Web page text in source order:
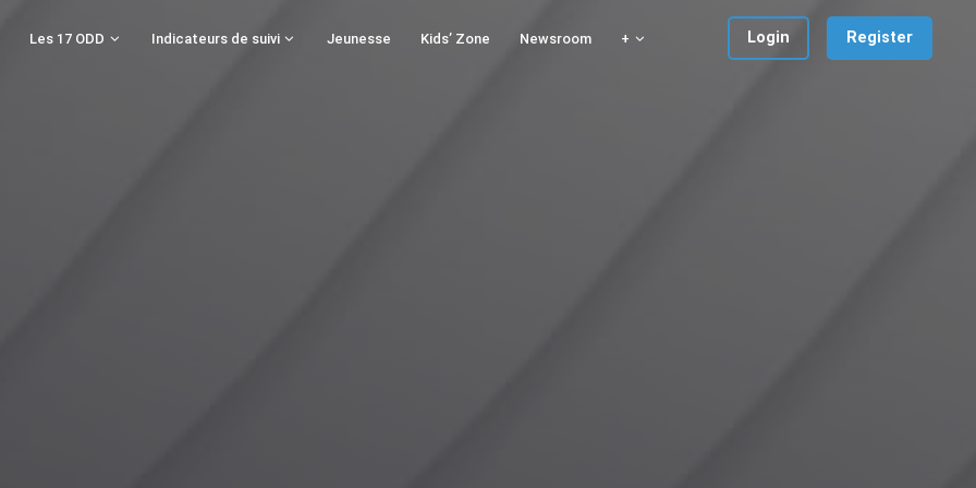
Les 17 ODD Indicateurs de suivi Jeunesse Kids’ Zone Newsroom + Login Register